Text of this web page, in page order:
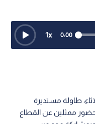
0:00
1x
طاولة مستديرة
ممثلين عن القطاع